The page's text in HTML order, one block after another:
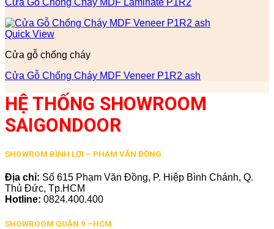
Cửa Gỗ Chống Cháy MDF Laminate P1R2
Quick View
Cửa gỗ chống cháy
Cửa Gỗ Chống Cháy MDF Veneer P1R2 ash
HỆ THỐNG SHOWROOM
SAIGONDOOR
SHOWROM BÌNH LỢI – PHẠM VĂN ĐỒNG
Địa chỉ: Số 615 Phạm Văn Đồng, P. Hiệp Bình Chánh, Q.
Thủ Đức, Tp.HCM
Hotline: 0824.400.400
SHOWROOM QUẬN 9 –HCM